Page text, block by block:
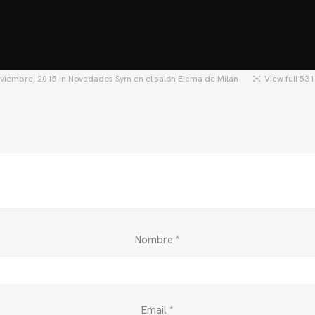
2015 in Novedades Sym en el salón Eicma de Milán View full
Nombre *
Email *